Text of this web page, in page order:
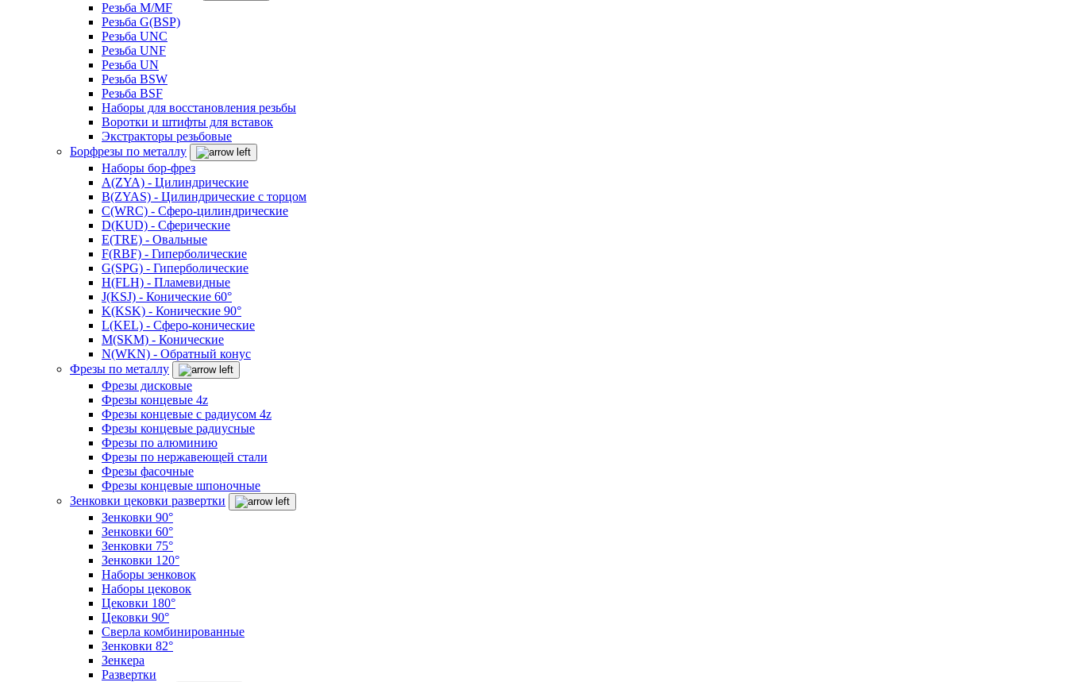
Резьба M/MF
Резьба G(BSP)
Резьба UNC
Резьба UNF
Резьба UN
Резьба BSW
Резьба BSF
Наборы для восстановления резьбы
Воротки и штифты для вставок
Экстракторы резьбовые
Борфрезы по металлу
Наборы бор-фрез
A(ZYA) - Цилиндрические
B(ZYAS) - Цилиндрические с торцом
C(WRC) - Сферо-цилиндрические
D(KUD) - Сферические
E(TRE) - Овальные
F(RBF) - Гиперболические
G(SPG) - Гиперболические
H(FLH) - Пламевидные
J(KSJ) - Конические 60°
K(KSK) - Конические 90°
L(KEL) - Сферо-конические
M(SKM) - Конические
N(WKN) - Обратный конус
Фрезы по металлу
Фрезы дисковые
Фрезы концевые 4z
Фрезы концевые с радиусом 4z
Фрезы концевые радиусные
Фрезы по алюминию
Фрезы по нержавеющей стали
Фрезы фасочные
Фрезы концевые шпоночные
Зенковки цековки развертки
Зенковки 90°
Зенковки 60°
Зенковки 75°
Зенковки 120°
Наборы зенковок
Наборы цековок
Цековки 180°
Цековки 90°
Сверла комбинированные
Зенковки 82°
Зенкера
Развертки